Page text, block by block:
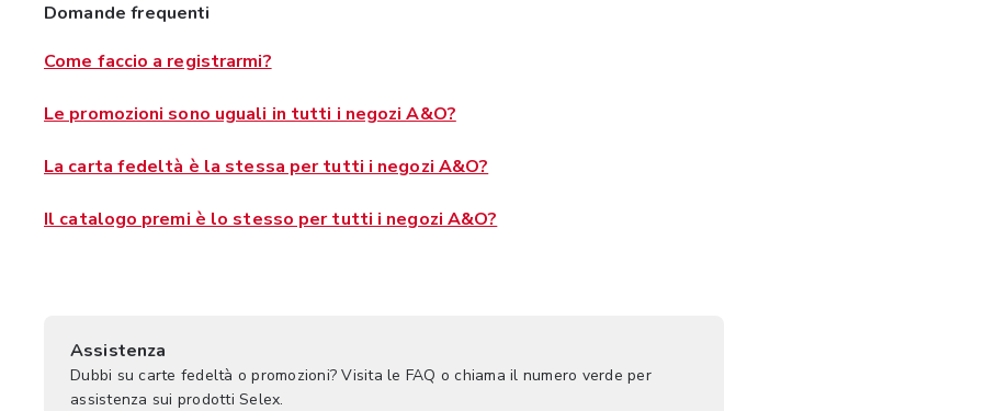
Domande frequenti
Come faccio a registrarmi?
Le promozioni sono uguali in tutti i negozi A&O?
La carta fedeltà è la stessa per tutti i negozi A&O?
Il catalogo premi è lo stesso per tutti i negozi A&O?
Assistenza
Dubbi su carte fedeltà o promozioni? Visita le FAQ o chiama il numero verde per
assistenza sui prodotti Selex.